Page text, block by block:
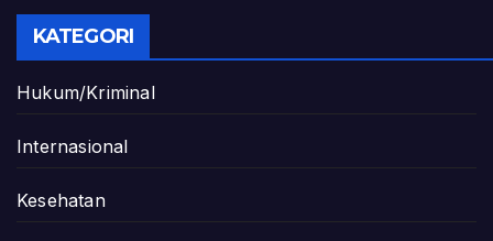
KATEGORI
Hukum/Kriminal
Internasional
Kesehatan